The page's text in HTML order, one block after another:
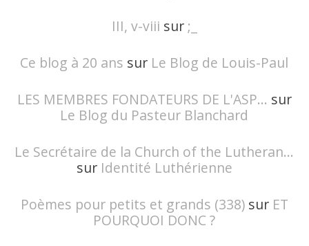
III, v-viii sur ;_
Ce blog à 20 ans sur Le Blog de Louis-Paul
LES MEMBRES FONDATEURS DE L'ASP... sur
Le Blog du Pasteur Blanchard
Le Secrétaire de la Church of the Lutheran...
sur Identité Luthérienne
Poèmes pour petits et grands (338)sur ET
POURQUOI DONC ?